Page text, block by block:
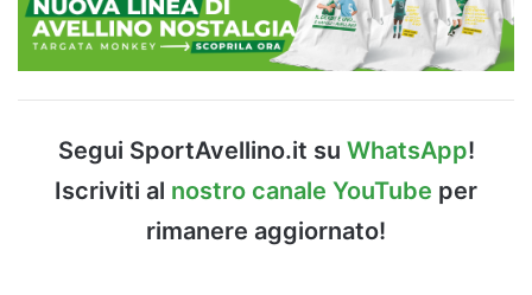
Segui SportAvellino.it su WhatsApp!
Iscriviti al nostro canale YouTube per
rimanere aggiornato!